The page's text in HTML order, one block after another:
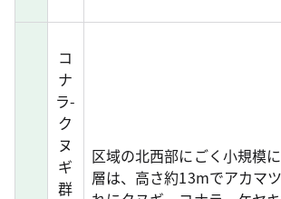
コ
ナ
ラ-
ク
ヌ
ギ
群
区域の北西部にごく小規模
層は、高さ約13mでアカマ